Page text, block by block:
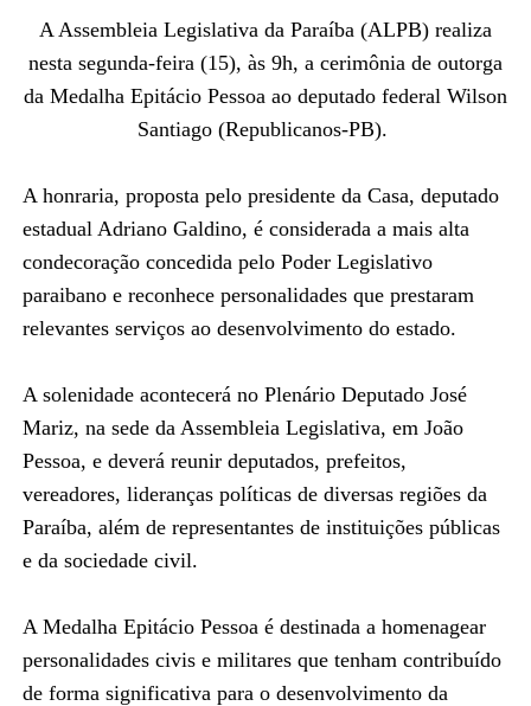
A Assembleia Legislativa da Paraíba (ALPB) realiza
nesta segunda-feira (15), às 9h, a cerimônia de outorga
da Medalha Epitácio Pessoa ao deputado federal Wilson
Santiago (Republicanos-PB).
A honraria, proposta pelo presidente da Casa, deputado
estadual Adriano Galdino, é considerada a mais alta
condecoração concedida pelo Poder Legislativo
paraibano e reconhece personalidades que prestaram
relevantes serviços ao desenvolvimento do estado.
A solenidade acontecerá no Plenário Deputado José
Mariz, na sede da Assembleia Legislativa, em João
Pessoa, e deverá reunir deputados, prefeitos,
vereadores, lideranças políticas de diversas regiões da
Paraíba, além de representantes de instituições públicas
e da sociedade civil.
A Medalha Epitácio Pessoa é destinada a homenagear
personalidades civis e militares que tenham contribuído
de forma significativa para o desenvolvimento da